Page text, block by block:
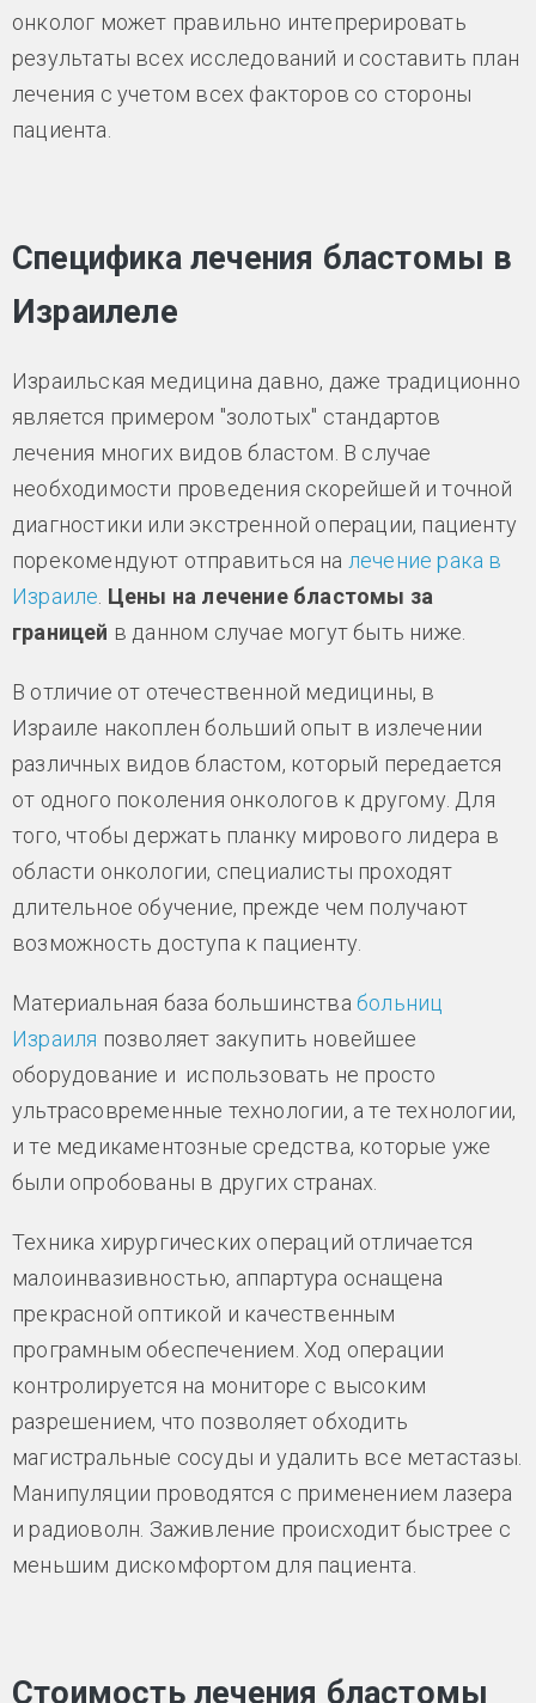
онколог может правильно интепрерировать
результаты всех исследований и составить план
лечения с учетом всех факторов со стороны
пациента.
Специфика лечения бластомы в
Израилеле
Израильская медицина давно, даже традиционно
является примером "золотых" стандартов
лечения многих видов бластом. В случае
необходимости проведения скорейшей и точной
диагностики или экстренной операции, пациенту
порекомендуют отправиться на лечение рака в
Израиле Цены на лечение бластомы за
границей в данном случае могут быть ниже.
В отличие от отечественной медицины, в
Израиле накоплен больший опыт в излечении
различных видов бластом, который передается
от одного поколения онкологов к другому. Для
того, чтобы держать планку мирового лидера в
области онкологии, специалисты проходят
длительное обучение, прежде чем получают
возможность доступа к пациенту.
Материальная база большинства больниц
Израиля позволяет закупить новейшее
оборудование и использовать не просто
ультрасовременные технологии, а те технологии,
и те медикаментозные средства, которые уже
были опробованы в других странах.
Техника хирургических операций отличается
малоинвазивностью, аппартура оснащена
прекрасной оптикой и качественным
програмным обеспечением. Ход операции
контролируется на мониторе с высоким
разрешением, что позволяет обходить
магистральные сосуды и удалить все метастазы.
Манипуляции проводятся с применением лазера
и радиоволн. Заживление происходит быстрее с
меньшим дискомфортом для пациента.
Стоимость лечения бластомы